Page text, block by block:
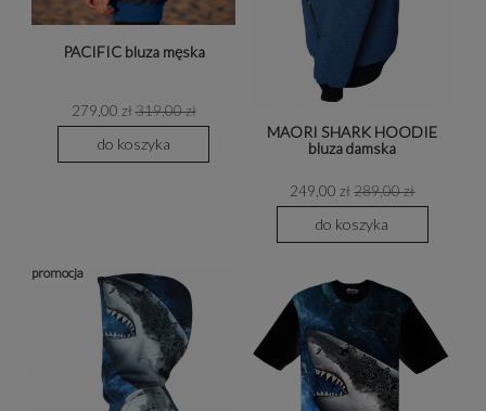
PACIFIC bluza męska
279,00 zł 319,00 zł
do koszyka
MAORI SHARK HOODIE
bluza damska
249,00 zł 289,00 zł
do koszyka
promocja